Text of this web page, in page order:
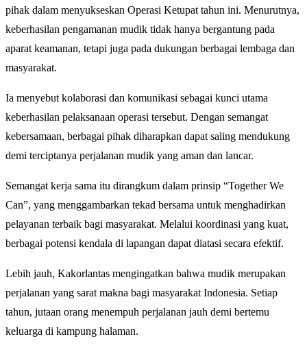
pihak dalam menyukseskan Operasi Ketupat tahun ini. Menurutnya,
keberhasilan pengamanan mudik tidak hanya bergantung pada
aparat keamanan, tetapi juga pada dukungan berbagai lembaga dan
masyarakat.
Ia menyebut kolaborasi dan komunikasi sebagai kunci utama
keberhasilan pelaksanaan operasi tersebut. Dengan semangat
kebersamaan, berbagai pihak diharapkan dapat saling mendukung
demi terciptanya perjalanan mudik yang aman dan lancar.
Semangat kerja sama itu dirangkum dalam prinsip “Together We
Can”, yang menggambarkan tekad bersama untuk menghadirkan
pelayanan terbaik bagi masyarakat. Melalui koordinasi yang kuat,
berbagai potensi kendala di lapangan dapat diatasi secara efektif.
Lebih jauh, Kakorlantas mengingatkan bahwa mudik merupakan
perjalanan yang sarat makna bagi masyarakat Indonesia. Setiap
tahun, jutaan orang menempuh perjalanan jauh demi bertemu
keluarga di kampung halaman.